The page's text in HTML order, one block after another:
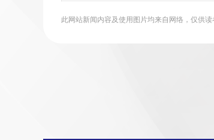
此网站新闻内容及使用图片均来自网络，仅供